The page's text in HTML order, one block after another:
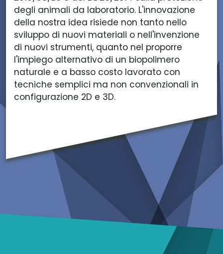
degli animali da laboratorio. L'innovazione
della nostra idea risiede non tanto nello
sviluppo di nuovi materiali o nell'invenzione
di nuovi strumenti, quanto nel proporre
l'impiego alternativo di un biopolimero
naturale e a basso costo lavorato con
tecniche semplici ma non convenzionali in
configurazione 2D e 3D.